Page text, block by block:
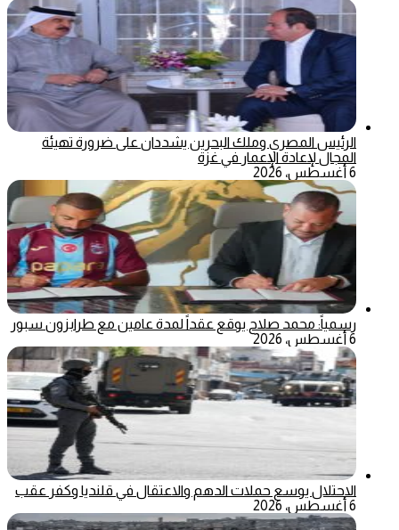
الرئيس المصري وملك البحرين يشددان على ضرورة تهيئة
المجال لإعادة الإعمار في غزة
6 أغسطس، 2026
رسمياً: محمد صلاح يوقع عقداً لمدة عامين مع طرابزون سبور
6 أغسطس، 2026
الاحتلال يوسع حملات الدهم والاعتقال في قلنديا وكفر عقب
6 أغسطس، 2026